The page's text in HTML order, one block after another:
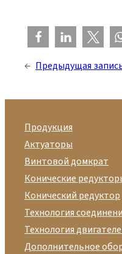
← Предыдущая
Продукция
Актуаторы
Винтовой домкрат
Конические
Конический редуктор
Технология
Технология
Дополнительное